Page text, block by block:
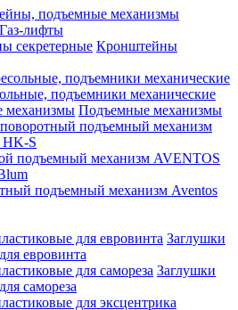
подъемные механизмы
Газ-лифты
Кронштейны
подъемники механические
Подъемные механизмы
подъемный механизм
HK-S
подъемный механизм AVENTOS
подъемный механизм Aventos
Заглушки
евровинта
Заглушки
самореза